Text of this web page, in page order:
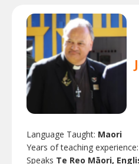
Language Taught: Maori
Years of teaching experience:
Speaks Te Reo Māori,